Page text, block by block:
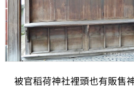
被官稻荷神社裡頭也有販售